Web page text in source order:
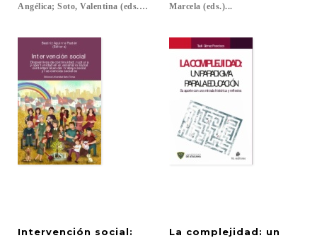
Angélica; Soto, Valentina (eds.)...
Marcela (eds.)...
Intervención social:
La complejidad: un